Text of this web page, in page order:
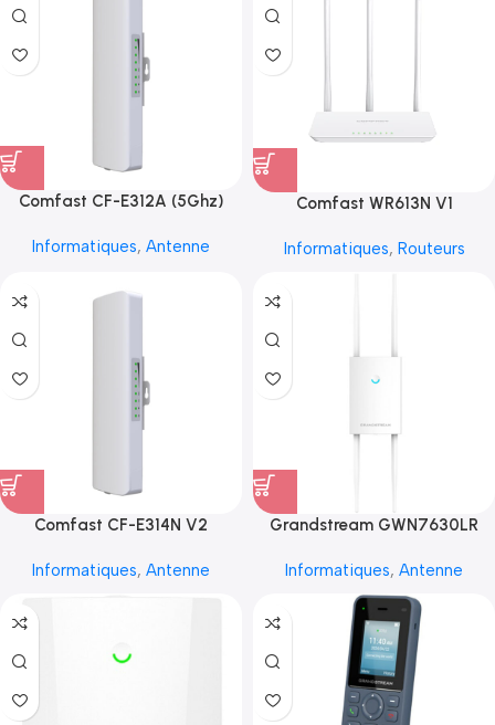
Comfast CF-E312A (5Ghz)
Informatiques, Antenne
Comfast WR613N V1
Informatiques, Routeurs
Comfast CF-E314N V2
Informatiques, Antenne
Grandstream GWN7630LR
Informatiques, Antenne